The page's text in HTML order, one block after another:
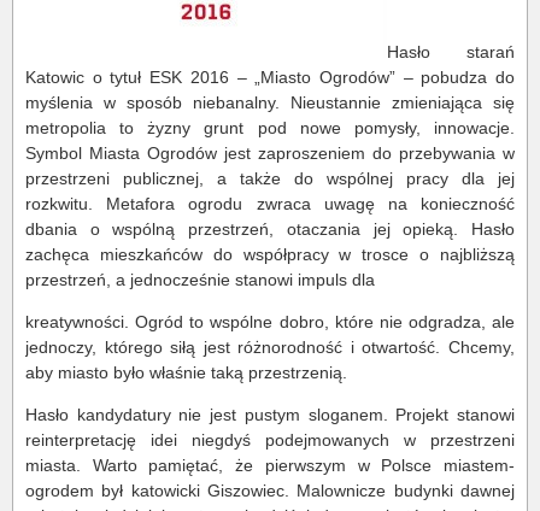
Hasło starań
Katowic o tytuł ESK 2016 – „Miasto Ogrodów” – pobudza do
myślenia w sposób niebanalny. Nieustannie zmieniająca się
metropolia to żyzny grunt pod nowe pomysły, innowacje.
Symbol Miasta Ogrodów jest zaproszeniem do przebywania w
przestrzeni publicznej, a także do wspólnej pracy dla jej
rozkwitu. Metafora ogrodu zwraca uwagę na konieczność
dbania o wspólną przestrzeń, otaczania jej opieką. Hasło
zachęca mieszkańców do współpracy w trosce o najbliższą
przestrzeń, a jednocześnie stanowi impuls dla
kreatywności. Ogród to wspólne dobro, które nie odgradza, ale
jednoczy, którego siłą jest różnorodność i otwartość. Chcemy,
aby miasto było właśnie taką przestrzenią.
Hasło kandydatury nie jest pustym sloganem. Projekt stanowi
reinterpretację idei niegdyś podejmowanych w przestrzeni
miasta. Warto pamiętać, że pierwszym w Polsce miastem-
ogrodem był katowicki Giszowiec. Malownicze budynki dawnej